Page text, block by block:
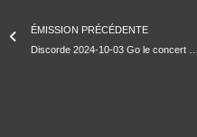
ÉMISSION PRÉCÉDENTE